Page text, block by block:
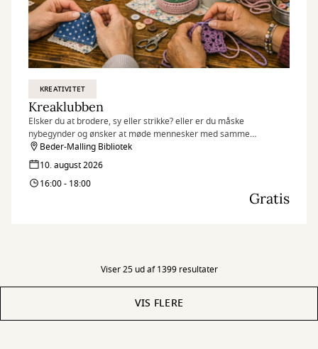
KREATIVITET
Kreaklubben
Elsker du at brodere, sy eller strikke? eller er du måske
nybegynder og ønsker at møde mennesker med samme
interesse?
Beder-Malling Bibliotek
10. august 2026
16:00 - 18:00
Gratis
Viser 25 ud af 1399 resultater
VIS FLERE